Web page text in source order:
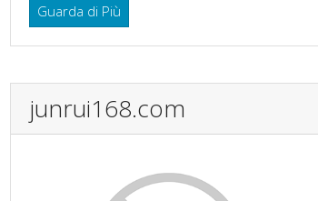
Guarda di Più
junrui168.com